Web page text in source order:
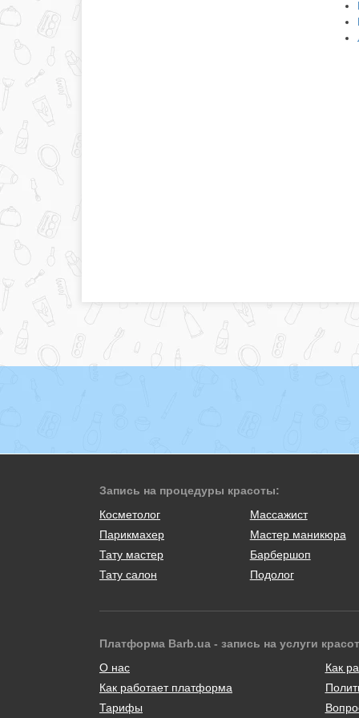
Запись на процедуры красоты:
Косметолог
Массажист
Парикмахер
Мастер маникюра
Тату мастер
Барбершоп
Тату салон
Подолог
Платформа Barb.ua - запись на услуги
О нас
Как работает платформа
Тарифы
Как